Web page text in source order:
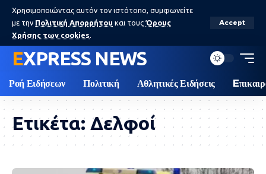
Χρησιμοποιώντας αυτόν τον ιστότοπο, συμφωνείτε
με την Πολιτική Απορρήτου και τους Όρους
Χρήσης των cookies.
Accept
EXPRESS NEWS
Ροή Ειδήσεων Πολιτική Αθλητικές Ειδήσεις
Ετικέτα: Δελφοί